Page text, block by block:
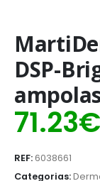
DSP-
71.23€
REF:6038661
Categorias: